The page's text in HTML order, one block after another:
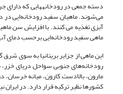
دسته جمعی در رودخانه­هایی که
ماهی سفید رودخانه‌ایی برحسب دمای
این ماهی از جزایر بریتانیا به سوی
رودخانه‌های جنوبی سواحل دریای خزر،
مارون، بالادست کارون، میانه
کشورها نظیر ترکیه قرار دارد. در ایران